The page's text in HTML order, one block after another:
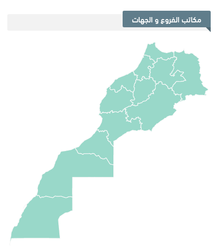
مكاتب الفروع و الجهات